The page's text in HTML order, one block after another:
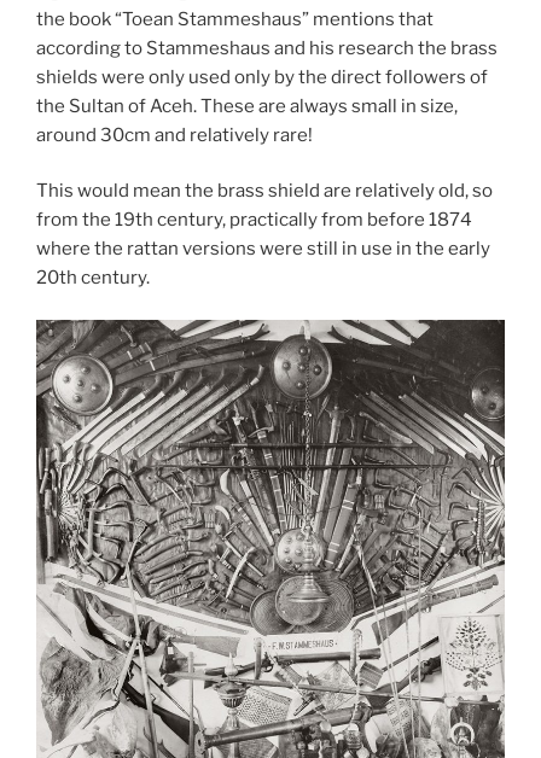
the book “Toean Stammeshaus” mentions that
according to Stammeshaus and his research the brass
shields were only used only by the direct followers of
the Sultan of Aceh. These are always small in size,
around 30cm and relatively rare!
This would mean the brass shield are relatively old, so
from the 19th century, practically from before 1874
where the rattan versions were still in use in the early
20th century.